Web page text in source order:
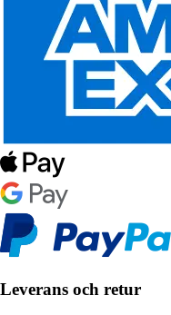
Leverans och retur